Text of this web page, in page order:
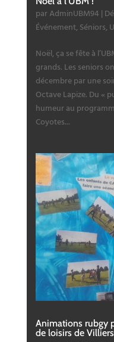
parAdminUBM94 |
Événement,Séniors,
Noël, ça se fête à
grands. Les seniors
décembre par une
Octave Lapize. Du «
humeur au
Coyotes...
Animations rubgy
de loisirs de